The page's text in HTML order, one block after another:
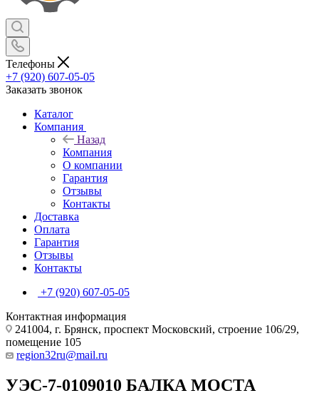
Телефоны
+7 (920) 607-05-05
Заказать звонок
Каталог
Компания
Назад
Компания
О компании
Гарантия
Отзывы
Контакты
Доставка
Оплата
Гарантия
Отзывы
Контакты
+7 (920) 607-05-05
Контактная информация
241004, г. Брянск, проспект Московский, строение 106/29,
помещение 105
region32ru@mail.ru
УЭС-7-0109010 БАЛКА МОСТА